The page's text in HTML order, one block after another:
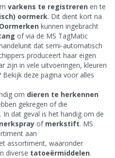
varkens te registreren en te
oormerk. Dit dient kort na
Oormerken kunnen ingebracht
of via de MS TagMatic
dat semi-automatisch
produceert haar eigen
zijn in vele uitvoeringen, kleuren
deze pagina voor alles
om dieren te herkennen
gekregen of die
dat geval is het handig om de
of merkstift. MS
aan
assortiment, waaronder
diverse tatoeërmiddelen.